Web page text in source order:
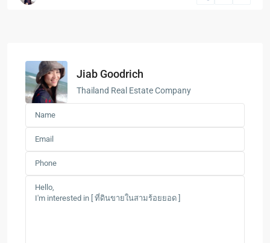
Jiab Goodrich
Thailand Real Estate Company